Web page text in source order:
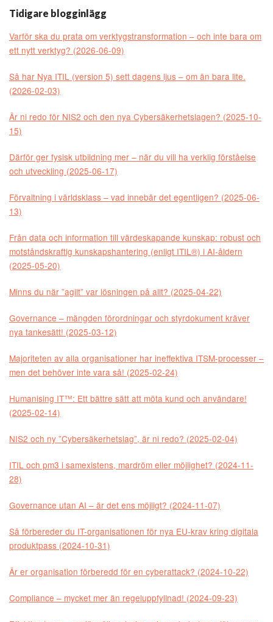
Tidigare blogginlägg
Varför ska du prata om verktygstransformation – och inte bara om
ett nytt verktyg? (2026-06-09)
Så har Nya ITIL (version 5) sett dagens ljus – om än bara lite.
(2026-02-03)
Är ni redo för NIS2 och den nya Cybersäkerhetslagen? (2025-10-
15)
Därför ger fysisk utbildning mer – när du vill ha verklig förståelse
och utveckling (2025-06-17)
Förvaltning i världsklass – vad innebär det egentligen? (2025-06-
13)
Från data och information till värdeskapande kunskap: robust och
motståndskraftig kunskapshantering (enligt ITIL®) i AI-åldern
(2025-05-20)
Minns du när ”agilt” var lösningen på allt? (2025-04-22)
Governance – mängden förordningar och styrdokument kräver
nya tankesätt! (2025-03-12)
Majoriteten av alla organisationer har ineffektiva ITSM-processer –
men det behöver inte vara så! (2025-02-24)
Humanising IT™: Ett bättre sätt att möta kund och användare!
(2025-02-14)
NIS2 och ny ”Cybersäkerhetslag”, är ni redo? (2025-02-04)
ITIL och pm3 i samexistens, mardröm eller möjlighet? (2024-11-
28)
Governance utan AI – är det ens möjligt? (2024-11-07)
Så förbereder du IT-organisationen för nya EU-krav kring digitala
produktpass (2024-10-31)
Är er organisation förberedd för en cyberattack? (2024-10-22)
Compliance – mycket mer än regeluppfyllnad! (2024-09-23)